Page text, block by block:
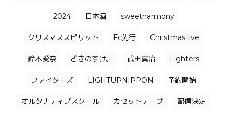
2024 日本酒 sweetharmony
クリスマススピリット Fc先行 Christmas live
鈴木愛奈 ざきのすけ。 武田真治 Fighters
ファイターズ LIGHTUPNIPPON 予約開始
オルタナティブスクール カセットテープ 配信決定